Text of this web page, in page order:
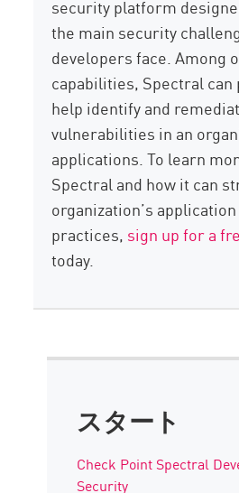
security platform
the main security
developers face. Among
capabilities, Spectral can
help identify and
vulnerabilities in an
applications. To learn
Spectral and how it can
organization’s
practices, sign up for a
today.
スタート
Check Point Spectral
Security